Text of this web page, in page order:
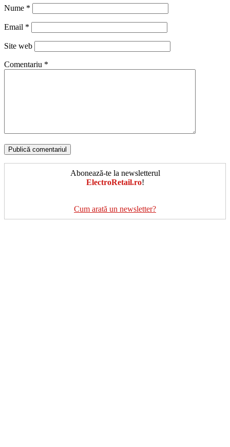
Nume *
Email *
Site web
Comentariu *
Abonează-te la newsletterul
ElectroRetail.ro!
Cum arată un newsletter?